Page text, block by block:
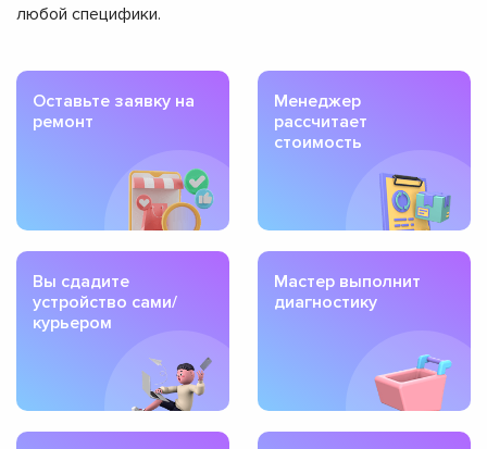
любой специфики.
Оставьте заявку на
ремонт
Менеджер
рассчитает
стоимость
Вы сдадите
устройство сами/
курьером
Мастер выполнит
диагностику